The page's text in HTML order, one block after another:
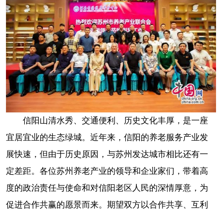
信阳山清水秀、交通便利、历史文化丰厚，是一座
宜居宜业的生态绿城。近年来，信阳的养老服务产业发
展快速，但由于历史原因，与苏州发达城市相比还有一
定差距。各位苏州养老产业的领导和企业家们，带着高
度的政治责任与使命和对信阳老区人民的深情厚意，为
促进合作共赢的愿景而来。期望双方以合作共享、互利